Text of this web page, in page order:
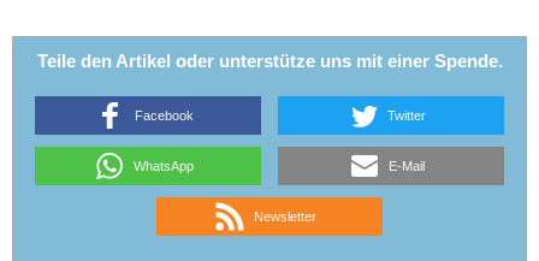
Teile den Artikel oder unterstütze uns mit einer Spende.
Facebook Twitter
WhatsApp E-Mail
Newsletter